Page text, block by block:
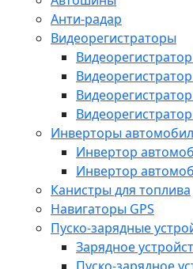
Анти-радар
Видеорегистраторы
Видеорегистратор
Инверторы
Инвертор
Инвертор
Канистры для топлива
Навигаторы GPS
Пуско-зарядные
Зарядное